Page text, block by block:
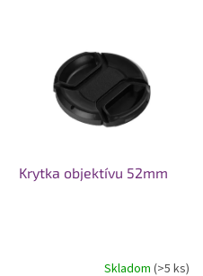
Krytka objektívu 52mm
Skladom (>5 ks)